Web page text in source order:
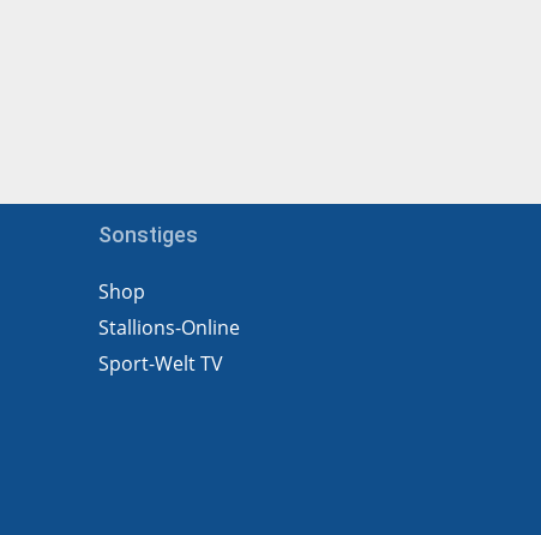
Sonstiges
Shop
Stallions-Online
Sport-Welt TV